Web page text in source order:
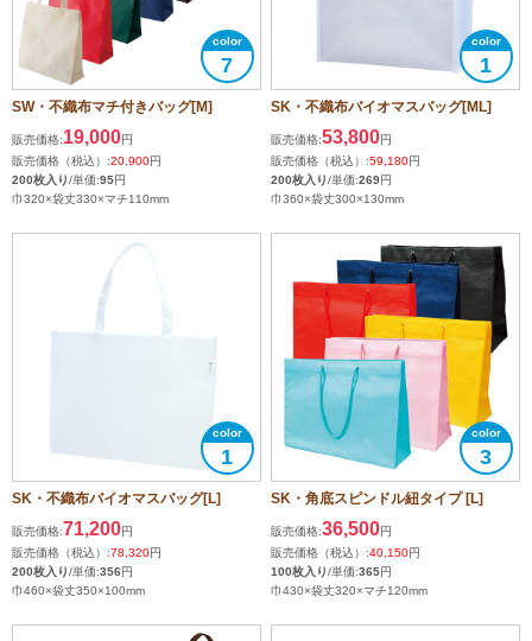
7
SW・不織布マチ付きバッグ[M]
販売価格:19,000円
販売価格（税込）:20,900円
200枚入り/単価:95円
巾320×袋丈330×マチ110mm
1
SK・不織布バイオマスバッグ[ML]
販売価格:53,800円
販売価格（税込）:59,180円
200枚入り/単価:269円
巾360×袋丈300×130mm
1
SK・不織布バイオマスバッグ[L]
販売価格:71,200円
販売価格（税込）:78,320円
200枚入り/単価:356円
巾460×袋丈350×100mm
3
SK・角底スピンドル紐タイプ [L]
販売価格:36,500円
販売価格（税込）:40,150円
100枚入り/単価:365円
巾430×袋丈320×マチ120mm